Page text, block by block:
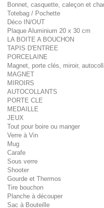
Bonnet, casquette, caleçon et
Totebag / Pochette
Déco IN/OUT
Plaque Aluminium 20 x 30 cm
LA BOITE A BOUCHON
TAPIS D'ENTREE
PORCELAINE
Magnet, porte clés, miroir,
MAGNET
MIROIRS
AUTOCOLLANTS
PORTE CLE
MEDAILLE
JEUX
Tout pour boire ou manger
Verre à Vin
Mug
Carafe
Sous verre
Shooter
Gourde et Thermos
Tire bouchon
Planche à découper
Sac à Bouteille